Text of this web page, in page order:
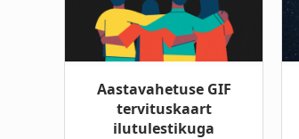
Aastavahetuse GIF
tervituskaart
ilutulestikuga